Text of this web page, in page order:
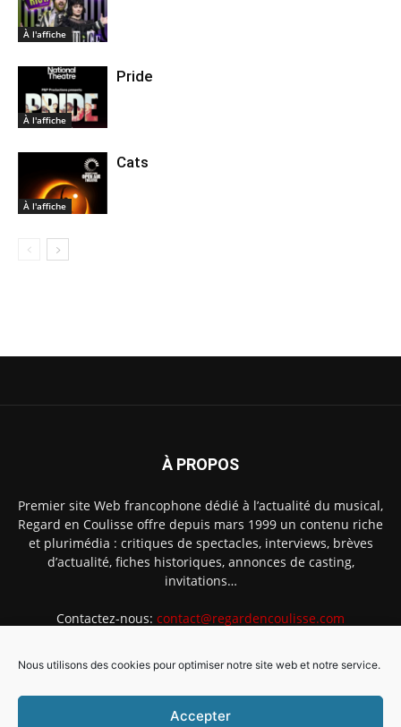
Nous utilisons des cookies pour optimiser notre site web et notre service.
Accepter
À l'affiche
À l'affiche
Pride
À l'affiche
Cats
À PROPOS
Premier site Web francophone dédié à l’actualité du musical,
Regard en Coulisse offre depuis mars 1999 un contenu riche
et plurimédia : critiques de spectacles, interviews, brèves
d’actualité, fiches historiques, annonces de casting,
invitations…
Contactez-nous: contact@regardencoulisse.com